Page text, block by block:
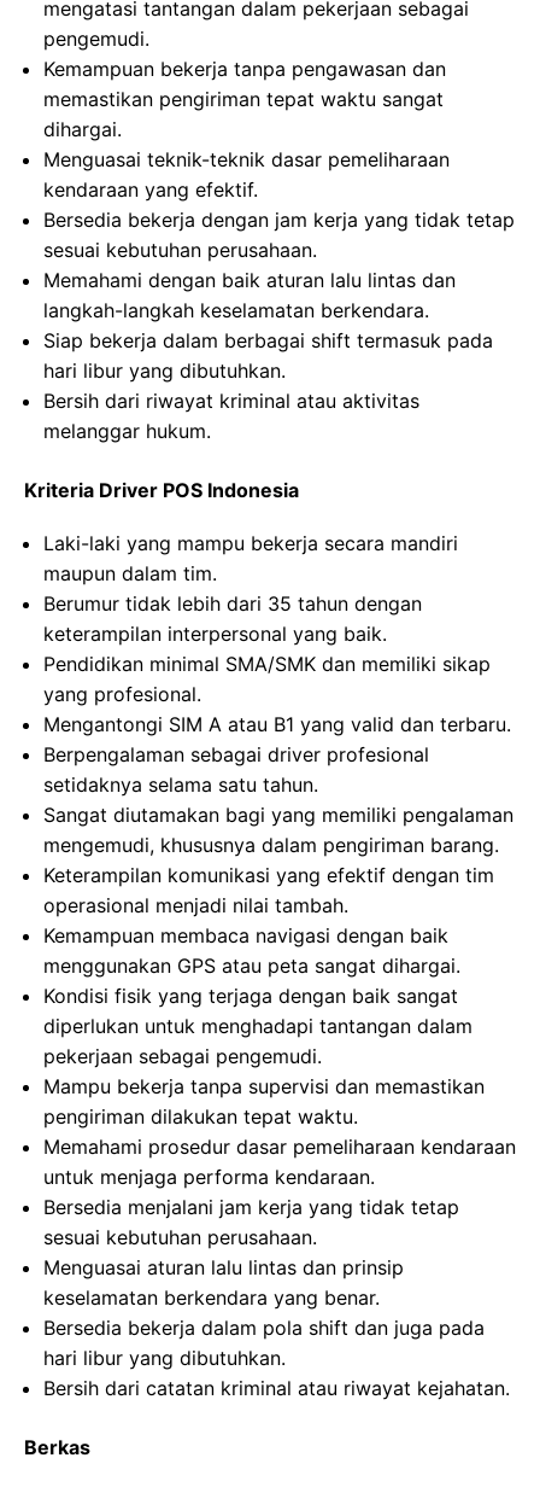
mengatasi tantangan dalam pekerjaan sebagai
pengemudi.
Kemampuan bekerja tanpa pengawasan dan
memastikan pengiriman tepat waktu sangat
dihargai.
Menguasai teknik-teknik dasar pemeliharaan
kendaraan yang efektif.
Bersedia bekerja dengan jam kerja yang tidak tetap
sesuai kebutuhan perusahaan.
Memahami dengan baik aturan lalu lintas dan
langkah-langkah keselamatan berkendara.
Siap bekerja dalam berbagai shift termasuk pada
hari libur yang dibutuhkan.
Bersih dari riwayat kriminal atau aktivitas
melanggar hukum.
Kriteria Driver POS Indonesia
Laki-laki yang mampu bekerja secara mandiri
maupun dalam tim.
Berumur tidak lebih dari 35 tahun dengan
keterampilan interpersonal yang baik.
Pendidikan minimal SMA/SMK dan memiliki sikap
yang profesional.
Mengantongi SIM A atau B1 yang valid dan terbaru.
Berpengalaman sebagai driver profesional
setidaknya selama satu tahun.
Sangat diutamakan bagi yang memiliki pengalaman
mengemudi, khususnya dalam pengiriman barang.
Keterampilan komunikasi yang efektif dengan tim
operasional menjadi nilai tambah.
Kemampuan membaca navigasi dengan baik
menggunakan GPS atau peta sangat dihargai.
Kondisi fisik yang terjaga dengan baik sangat
diperlukan untuk menghadapi tantangan dalam
pekerjaan sebagai pengemudi.
Mampu bekerja tanpa supervisi dan memastikan
pengiriman dilakukan tepat waktu.
Memahami prosedur dasar pemeliharaan kendaraan
untuk menjaga performa kendaraan.
Bersedia menjalani jam kerja yang tidak tetap
sesuai kebutuhan perusahaan.
Menguasai aturan lalu lintas dan prinsip
keselamatan berkendara yang benar.
Bersedia bekerja dalam pola shift dan juga pada
hari libur yang dibutuhkan.
Bersih dari catatan kriminal atau riwayat kejahatan.
Berkas